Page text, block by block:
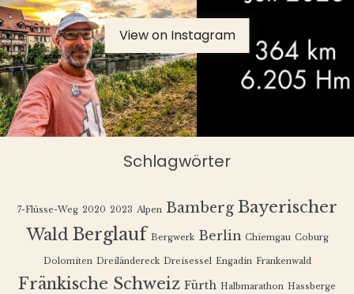
View on Instagram
Schlagwörter
7-Flüsse-Weg 2020 2023 Alpen Bamberg Bayerischer
Wald Berglauf Bergwerk Berlin Chiemgau Coburg
Dolomiten Dreiländereck Dreisessel Engadin Frankenwald
Fränkische Schweiz Fürth Halbmarathon Hassberge